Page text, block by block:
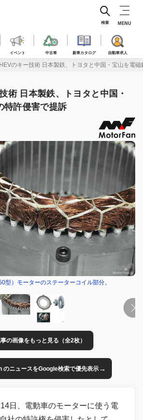
イベント 中古車 新車カタログ 自動車求人
検索 MENU
のキー技術 日本製鉄、トヨタと中国・宝山を電
術 日本製鉄、トヨタと中国・
特許侵害で提訴
型）モーターのステーターコイル部分。
の画像をもっと見る（全2枚）
のニュースをGoogle検索で優先表示→
日、電動車のモーターに使う電